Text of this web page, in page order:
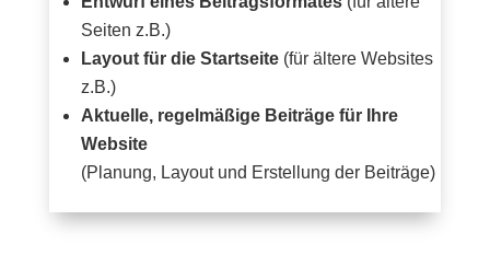
Seiten z.B.)
Layout für die Startseite(für ältere Websites
z.B.)
Aktuelle, regelmäßige Beiträge für Ihre
Website
(Planung, Layout und Erstellung der Beiträge)